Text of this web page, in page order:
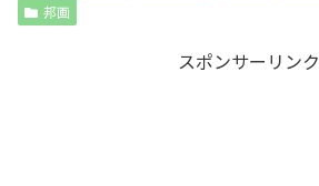
邦画
スポンサーリンク